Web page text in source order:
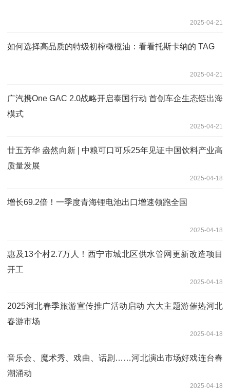
2025-04-21
如何选择高品质的特级初榨橄榄油：看看托斯卡纳的 TAG
2025-04-21
广汽携One GAC 2.0战略开启泰国行动 首创车企生态链出海
模式
2025-04-21
廿五芳华 盎然向新 | 中粮可口可乐25年见证中国饮料产业高
质量发展
2025-04-18
增长69.2倍！一季度青海锂电池出口增速领跑全国
2025-04-18
惠及13个村2.7万人！西宁市城北区供水管网更新改造项目
开工
2025-04-18
2025河北春季旅游宣传推广活动启动 六大主题游催热河北
春游市场
2025-04-18
音乐会、魔术秀、戏曲、话剧……河北演出市场好戏连台春
潮涌动
2025-04-18